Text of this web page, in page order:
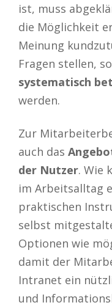
ist, muss
die Möglichkeit
Meinung
Fragen stellen,
systematisch
werden.
Zur
auch das
der Nutzer. Wie
im Arbeitsalltag
praktischen
selbst
Optionen wie
damit der
Intranet ein
und